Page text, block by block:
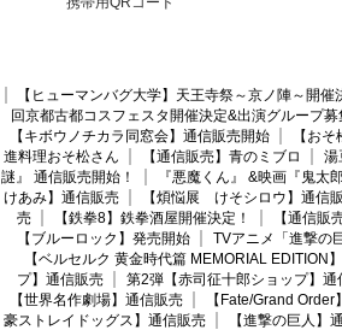
【ヒューマンバグ大学】天王寺祭～京ノ陣～開催
回京都古都コスフェスタ開催決定&出演グループ募
【キボウノチカラ同窓会】通信販売開始
【お
進料理おそ松さん
【通信販売】青のミブロ 湯
謎』 通信販売開始！
『悪魔くん』 &映画『鬼太
けあみ】通信販売
【煩悩展 けそシロウ】通信
売
【鉄拳8】鉄拳酒屋開催決定！ 【通信販
【ブルーロック】発売開始
TVアニメ「進撃の
【ベルセルク 黄金時代篇 MEMORIAL EDITION
プ】通信販売
第2弾【赤司征十郎ショップ】通
【世界名作劇場】通信販売
【Fate/Grand Order
豪ストレイドッグス】通信販売
【進撃の巨人】